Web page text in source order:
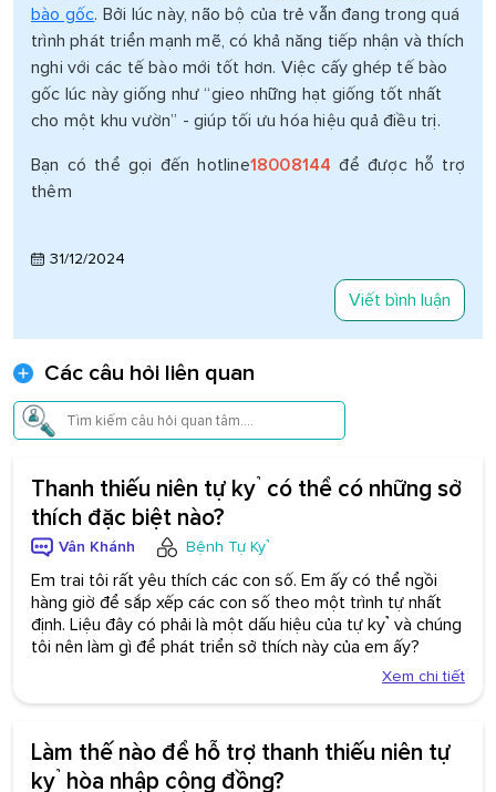
bào gốc. Bởi lúc này, não bộ của trẻ vẫn đang trong quá
trình phát triển mạnh mẽ, có khả năng tiếp nhận và thích
nghi với các tế bào mới tốt hơn. Việc cấy ghép tế bào
gốc lúc này giống như “gieo những hạt giống tốt nhất
cho một khu vườn” - giúp tối ưu hóa hiệu quả điều trị.
Bạn có thể gọi đến hotline18008144 để được hỗ trợ
thêm
31/12/2024
Viết bình luận
Các câu hỏi liên quan
Thanh thiếu niên tự kỷ có thể có những sở
thích đặc biệt nào?
Vân Khánh Bệnh Tự Kỷ
Em trai tôi rất yêu thích các con số. Em ấy có thể ngồi
hàng giờ để sắp xếp các con số theo một trình tự nhất
định. Liệu đây có phải là một dấu hiệu của tự kỷ và chúng
tôi nên làm gì để phát triển sở thích này của em ấy?
Xem chi tiết
Làm thế nào để hỗ trợ thanh thiếu niên tự
kỷ hòa nhập cộng đồng?